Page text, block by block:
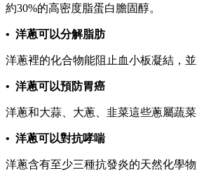
約30%的高密度脂蛋白膽固醇。
• 洋蔥可以分解脂肪
洋蔥裡的化合物能阻止血小板凝結，並
• 洋蔥可以預防胃癌
洋蔥和大蒜、大蔥、韭菜這些蔥屬蔬菜
• 洋蔥可以對抗哮喘
洋蔥含有至少三種抗發炎的天然化學物